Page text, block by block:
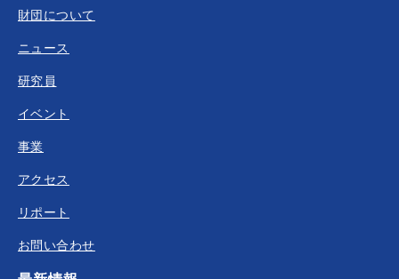
財団について
ニュース
研究員
イベント
事業
アクセス
リポート
お問い合わせ